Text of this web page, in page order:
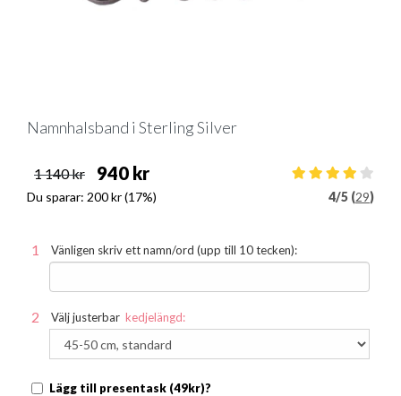
Namnhalsband i Sterling Silver
1 140 kr 940 kr
Du sparar: 200 kr(17%) 4/5 (29)
Vänligen skriv ett namn/ord (upp till 10 tecken):
Välj justerbar kedjelängd:
Lägg till presentask (49kr)?